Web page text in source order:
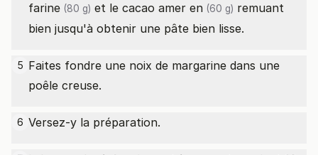
farine (80 g) et le cacao amer en (60 g) remuant
bien jusqu'à obtenir une pâte bien lisse.
5 Faites fondre une noix de margarine dans une
poêle creuse.
6 Versez-y la préparation.